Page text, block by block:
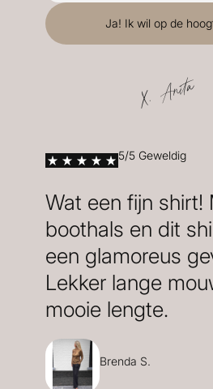
X. Anita
5/5 Geweldig
Wat een fijn shirt!
boothals en dit
een glamoreus
Lekker lange
mooie lengte.
Brenda S.